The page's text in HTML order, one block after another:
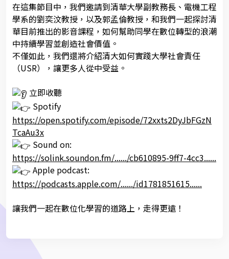
在這集節目中，我們邀請到清華大學副教務長、電機工程
學系的劉奕汶教授，以及郭孟倫教授，和我們一起探討清
華目前推出的影音課程，如何幫助同學在數位轉型的浪潮
中持續學習並創造社會價值。
不僅如此，我們還將介紹清大如何實踐大學社會責任
（USR），讓更多人從中受益。
立即收聽
Spotify
https://open.spotify.com/episode/72xxts2DyJbFGzN
TcaAu3x
Sound on:
https://solink.soundon.fm/....../cb610895-9ff7-4cc3......
Apple podcast:
https://podcasts.apple.com/....../id1781851615......
讓我們一起在數位化學習的道路上，走得更遠！